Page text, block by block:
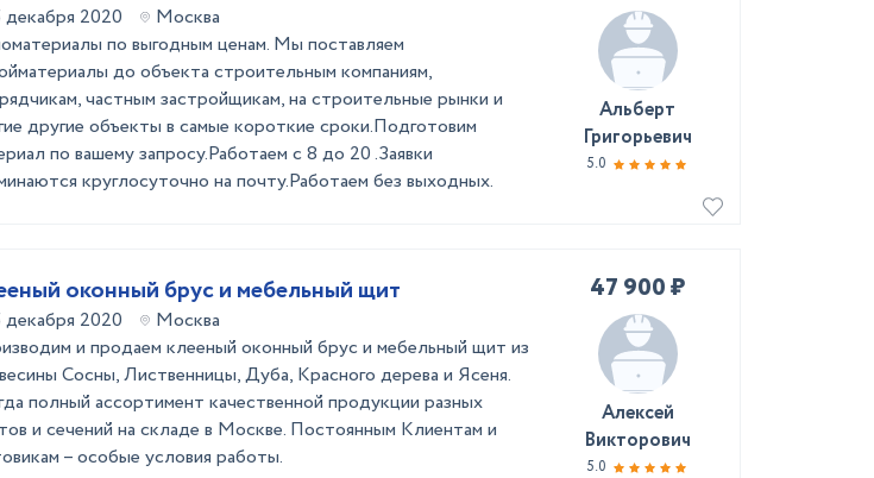
декабря 2020
Москва
по выгодным ценам. Мы поставляем
до объекта строительным компаниям,
частным застройщикам, на строительные рынки и
другие объекты в самые короткие сроки.Подготовим
по вашему запросу.Работаем с 8 до 20 .Заявки
круглосуточно на почту.Работаем без выходных.
Альберт
Григорьевич
5.0
оконный брус и мебельный щит
декабря 2020
Москва
и продаем клееный оконный брус и мебельный щит из
Сосны, Лиственницы, Дуба, Красного дерева и Ясеня.
полный ассортимент качественной продукции разных
и сечений на складе в Москве. Постоянным Клиентам и
– особые условия работы.
47 900 ₽
Алексей
Викторович
5.0